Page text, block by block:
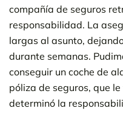
compañía de seguros
responsabilidad. La
largas al asunto,
durante semanas.
conseguir un coche de
póliza de seguros, que
determinó la